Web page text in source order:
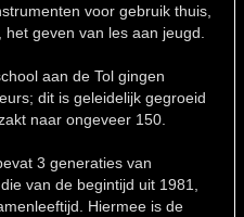
voor gebruik thuis,
, het geven van les aan jeugd.
aan de Tol gingen
dit is geleidelijk gegroeid
naar ongeveer 150.
3 generaties van
van de begintijd uit 1981,
Hiermee is de